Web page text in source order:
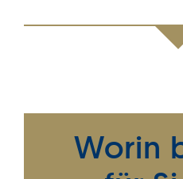
Worin